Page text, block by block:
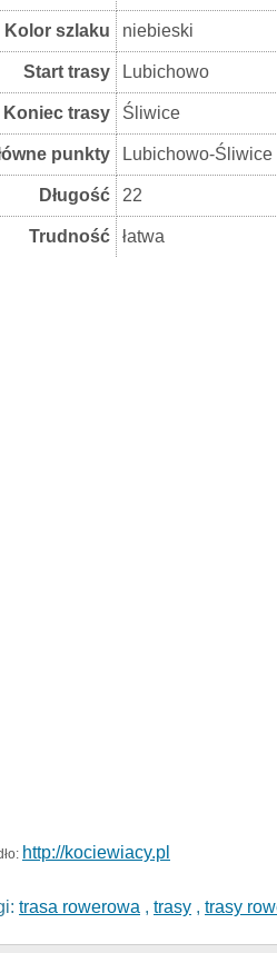
Kolor szlaku niebieski
Start trasy Lubichowo
Koniec trasy Śliwice
punkty Lubichowo-Śliwice
Długość 22
Trudność łatwa
http://kociewiacy.pl
trasa rowerowa , trasy , trasy